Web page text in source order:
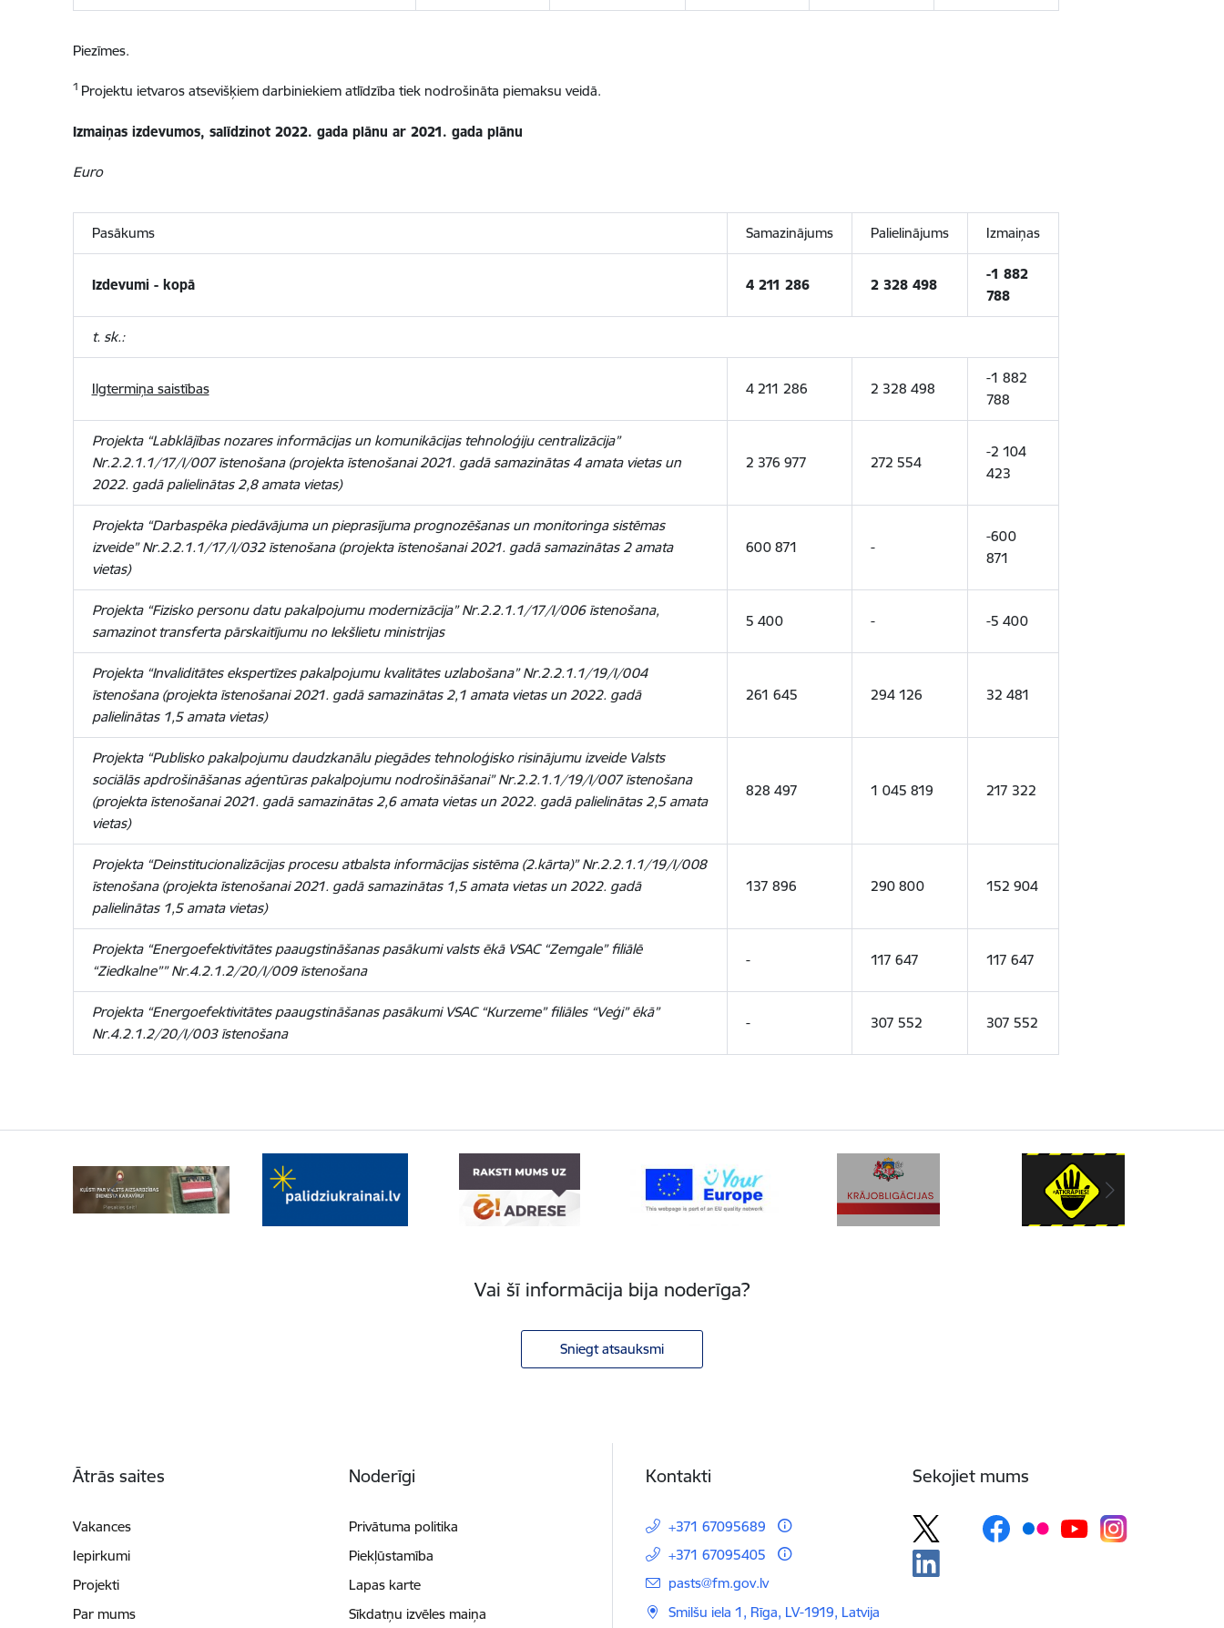
Piezīmes.
1 Projektu ietvaros atsevišķiem darbiniekiem atlīdzība tiek nodrošināta piemaksu veidā.
Izmaiņas izdevumos, salīdzinot 2022. gada plānu ar 2021. gada plānu
Euro
Pasākums Samazinājums Palielinājums Izmaiņas
Izdevumi - kopā 4 211 286 2 328 498
-1 882
788
t. sk.:
Ilgtermiņa saistības 4 211 286 2 328 498
-1 882
788
Projekta “Labklājības nozares informācijas un komunikācijas tehnoloģiju centralizācija”
Nr.2.2.1.1/17/I/007 īstenošana (projekta īstenošanai 2021. gadā samazinātas 4 amata vietas un
2022. gadā palielinātas 2,8 amata vietas)
2 376 977 272 554
-2 104
423
Projekta “Darbaspēka piedāvājuma un pieprasījuma prognozēšanas un monitoringa sistēmas
izveide” Nr.2.2.1.1/17/I/032 īstenošana (projekta īstenošanai 2021. gadā samazinātas 2 amata
vietas)
600 871 -
-600
871
Projekta “Fizisko personu datu pakalpojumu modernizācija” Nr.2.2.1.1/17/I/006 īstenošana,
samazinot transferta pārskaitījumu no Iekšlietu ministrijas
5 400 - -5 400
Projekta “Invaliditātes ekspertīzes pakalpojumu kvalitātes uzlabošana” Nr.2.2.1.1/19/I/004
īstenošana (projekta īstenošanai 2021. gadā samazinātas 2,1 amata vietas un 2022. gadā
palielinātas 1,5 amata vietas)
261 645 294 126 32 481
Projekta “Publisko pakalpojumu daudzkanālu piegādes tehnoloģisko risinājumu izveide Valsts
sociālās apdrošināšanas aģentūras pakalpojumu nodrošināšanai” Nr.2.2.1.1/19/I/007 īstenošana
(projekta īstenošanai 2021. gadā samazinātas 2,6 amata vietas un 2022. gadā palielinātas 2,5 amata
vietas)
828 497 1 045 819 217 322
Projekta “Deinstitucionalizācijas procesu atbalsta informācijas sistēma (2.kārta)” Nr.2.2.1.1/19/I/008
īstenošana (projekta īstenošanai 2021. gadā samazinātas 1,5 amata vietas un 2022. gadā
palielinātas 1,5 amata vietas)
137 896 290 800 152 904
Projekta “Energoefektivitātes paaugstināšanas pasākumi valsts ēkā VSAC “Zemgale” filiālē
“Ziedkalne”” Nr.4.2.1.2/20/I/009 īstenošana
- 117 647 117 647
Projekta “Energoefektivitātes paaugstināšanas pasākumi VSAC “Kurzeme” filiāles “Veģi” ēkā”
Nr.4.2.1.2/20/I/003 īstenošana
- 307 552 307 552
Vai šī informācija bija noderīga?
Sniegt atsauksmi
Ātrās saites
Vakances
Iepirkumi
Projekti
Par mums
Noderīgi
Privātuma politika
Piekļūstamība
Lapas karte
Sīkdatņu izvēles maiņa
Kontakti
+371 67095689
+371 67095405
E-pasts:
pasts@fm.gov.lv
Smilšu iela 1, Rīga, LV-1919, Latvija
Sekojiet mums